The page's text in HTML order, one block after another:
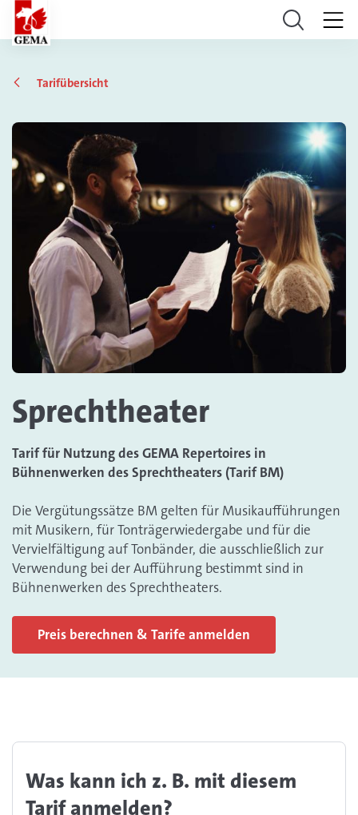
Tarifübersicht
Sprechtheater
Tarif für Nutzung des GEMA Repertoires in
Bühnenwerken des Sprechtheaters (Tarif BM)
Die Vergütungssätze BM gelten für Musikaufführungen
mit Musikern, für Tonträgerwiedergabe und für die
Vervielfältigung auf Tonbänder, die ausschließlich zur
Verwendung bei der Aufführung bestimmt sind in
Bühnenwerken des Sprechtheaters.
Preis berechnen & Tarife anmelden
Was kann ich z. B. mit diesem
Tarif anmelden?